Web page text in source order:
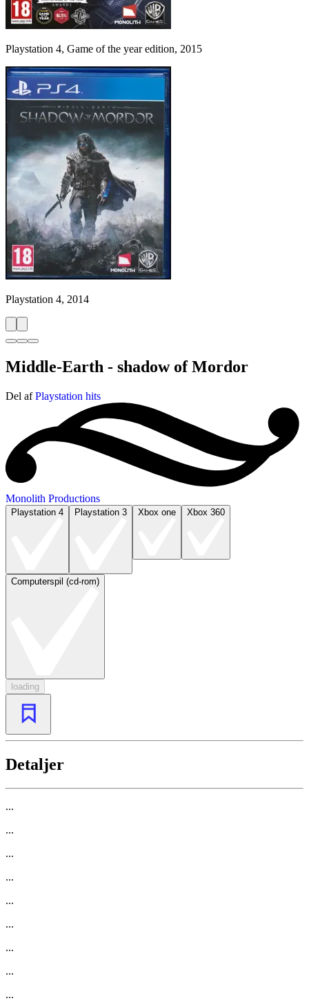
Playstation 4, Game of the year edition, 2015
Playstation 4, 2014
Middle-Earth - shadow of Mordor
Del afPlaystation hits
Monolith Productions
Playstation 4 Playstation 3 Xbox one Xbox 360
Computerspil (cd-rom)
loading
Detaljer
...
...
...
...
...
...
...
...
...